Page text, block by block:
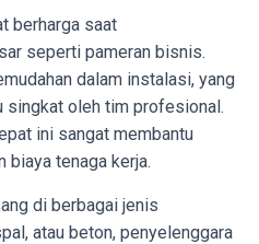
berharga saat
seperti pameran bisnis.
dalam instalasi, yang
singkat oleh tim profesional.
ini sangat membantu
biaya tenaga kerja.
di berbagai jenis
atau beton, penyelenggara